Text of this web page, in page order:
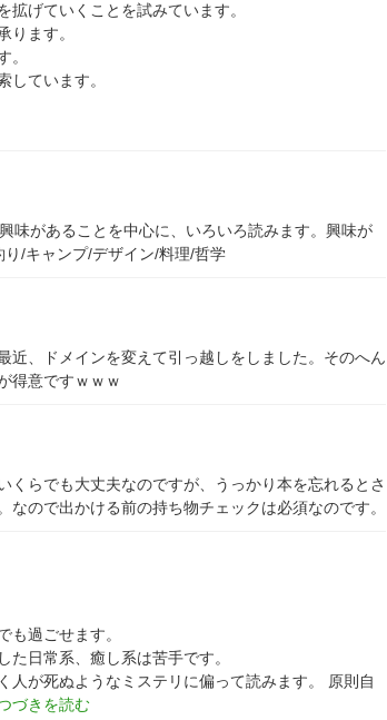
げていくことを試みています。
ます。
。
ています。
があることを中心に、いろいろ読みます。興味が
/キャンプ/デザイン/料理/哲学
近、ドメインを変えて引っ越しをしました。そのへん
得意ですｗｗｗ
くらでも大丈夫なのですが、うっかり本を忘れるとさ
ので出かける前の持ち物チェックは必須なのです。
も過ごせます。
日常系、癒し系は苦手です。
が死ぬようなミステリに偏って読みます。
原則自